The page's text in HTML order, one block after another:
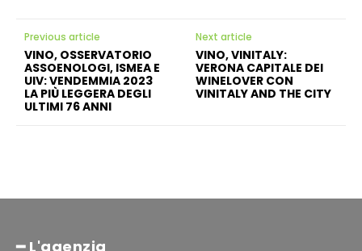
Previous article
VINO, OSSERVATORIO
ASSOENOLOGI, ISMEA E
UIV: VENDEMMIA 2023
LA PIÙ LEGGERA DEGLI
ULTIMI 76 ANNI
Next article
VINO, VINITALY:
VERONA CAPITALE DEI
WINELOVER CON
VINITALY AND THE CITY
━ L'agenzia